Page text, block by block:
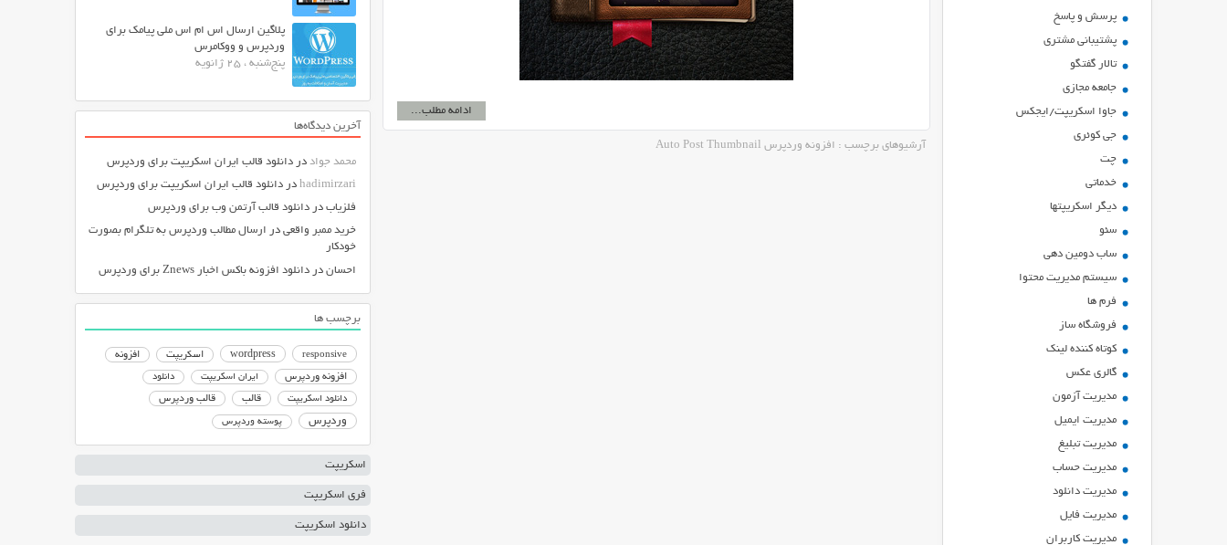
پرسش و پاسخ
پشتیبانی مشتری
تالار گفتگو
جامعه مجازی
جاوا اسکریپت/ایجکس
جی کوئری
چت
خدماتی
ديگر اسكريپتها
سئو
ساب دومین دهی
سیستم مدیریت محتوا
فرم ها
فروشگاه ساز
کوتاه کننده لینک
گالری عکس
مدیریت آزمون
مدیریت ایمیل
مدیریت تبلیغ
مدیریت حساب
مدیریت دانلود
مدیریت فایل
مدیریت کاربران
ادامه مطلب...
آرشیوهای برچسب : افزونه وردپرس Auto Post Thumbnail
پلاگین ارسال اس ام اس ملی پیامک برای
وردپرس و ووکامرس
پنج‌شنبه ، 25 ژانویه
آخرین دیدگاه‌ها
محمد جواد در دانلود قالب ایران اسکریپت برای وردپرس
hadimirzari در دانلود قالب ایران اسکریپت برای وردپرس
فلزیاب در دانلود قالب آرتمن وب برای وردپرس
خرید ممبر واقعی در ارسال مطالب وردپرس به تلگرام بصورت
خودکار
احسان در دانلود افزونه باکس اخبار Znews برای وردپرس
برچسب ها
responsive
wordpress اسکریپت
افزونه
افزونه وردپرس
ایران اسکریپت دانلود
دانلود اسکریپت قالب قالب وردپرس
وردپرس پوسته وردپرس
اسکریپت
فری اسکریپت
دانلود اسکریپت